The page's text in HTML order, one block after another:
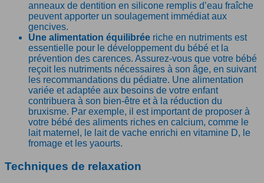
anneaux de dentition en silicone remplis d’eau fraîche
peuvent apporter un soulagement immédiat aux
gencives.
Une alimentation équilibrée riche en nutriments est
essentielle pour le développement du bébé et la
prévention des carences. Assurez-vous que votre bébé
reçoit les nutriments nécessaires à son âge, en suivant
les recommandations du pédiatre. Une alimentation
variée et adaptée aux besoins de votre enfant
contribuera à son bien-être et à la réduction du
bruxisme. Par exemple, il est important de proposer à
votre bébé des aliments riches en calcium, comme le
lait maternel, le lait de vache enrichi en vitamine D, le
fromage et les yaourts.
Techniques de relaxation